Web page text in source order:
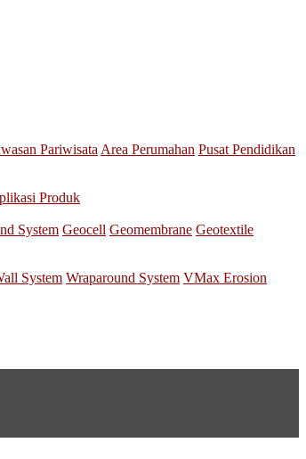
Pariwisata Area Perumahan Pusat Pendidikan
Produk
System Geocell Geomembrane Geotextile
System Wraparound System VMax Erosion